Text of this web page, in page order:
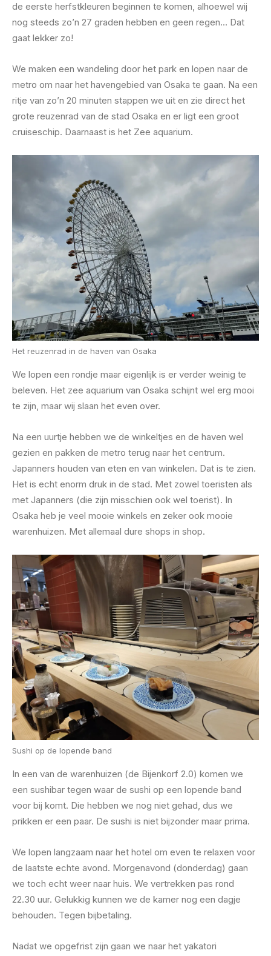
de eerste herfstkleuren beginnen te komen, alhoewel wij
nog steeds zo’n 27 graden hebben en geen regen… Dat
gaat lekker zo!
We maken een wandeling door het park en lopen naar de
metro om naar het havengebied van Osaka te gaan. Na een
ritje van zo’n 20 minuten stappen we uit en zie direct het
grote reuzenrad van de stad Osaka en er ligt een groot
cruiseschip. Daarnaast is het Zee aquarium.
Het reuzenrad in de haven van Osaka
We lopen een rondje maar eigenlijk is er verder weinig te
beleven. Het zee aquarium van Osaka schijnt wel erg mooi
te zijn, maar wij slaan het even over.
Na een uurtje hebben we de winkeltjes en de haven wel
gezien en pakken de metro terug naar het centrum.
Japanners houden van eten en van winkelen. Dat is te zien.
Het is echt enorm druk in de stad. Met zowel toeristen als
met Japanners (die zijn misschien ook wel toerist). In
Osaka heb je veel mooie winkels en zeker ook mooie
warenhuizen. Met allemaal dure shops in shop.
Sushi op de lopende band
In een van de warenhuizen (de Bijenkorf 2.0) komen we
een sushibar tegen waar de sushi op een lopende band
voor bij komt. Die hebben we nog niet gehad, dus we
prikken er een paar. De sushi is niet bijzonder maar prima.
We lopen langzaam naar het hotel om even te relaxen voor
de laatste echte avond. Morgenavond (donderdag) gaan
we toch echt weer naar huis. We vertrekken pas rond
22.30 uur. Gelukkig kunnen we de kamer nog een dagje
behouden. Tegen bijbetaling.
Nadat we opgefrist zijn gaan we naar het yakatori